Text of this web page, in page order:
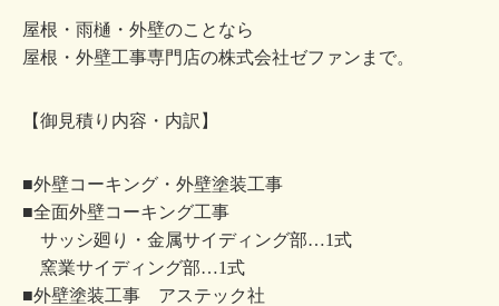
屋根・雨樋・外壁のことなら
屋根・外壁工事専門店の株式会社ゼファンまで。
【御見積り内容・内訳】
■外壁コーキング・外壁塗装工事
■全面外壁コーキング工事
サッシ廻り・金属サイディング部…1式
窯業サイディング部…1式
■外壁塗装工事 アステック社